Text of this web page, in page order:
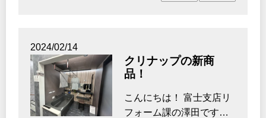
2024/02/14
クリナップの新商
品！
こんにちは！ 富士支店リ
フォーム課の澤田です。